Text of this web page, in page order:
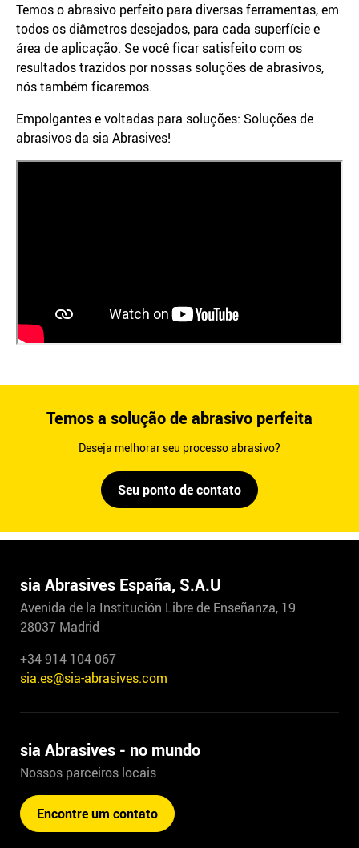
Temos o abrasivo perfeito para diversas ferramentas, em
todos os diâmetros desejados, para cada superfície e
área de aplicação. Se você ficar satisfeito com os
resultados trazidos por nossas soluções de abrasivos,
nós também ficaremos.
Empolgantes e voltadas para soluções: Soluções de
abrasivos da sia Abrasives!
Temos a solução de abrasivo perfeita
Deseja melhorar seu processo abrasivo?
Seu ponto de contato
sia Abrasives España, S.A.U
Avenida de la Institución Libre de Enseñanza, 19
28037 Madrid
+34 914 104 067
sia.es@sia-abrasives.com
sia Abrasives - no mundo
Nossos parceiros locais
Encontre um contato